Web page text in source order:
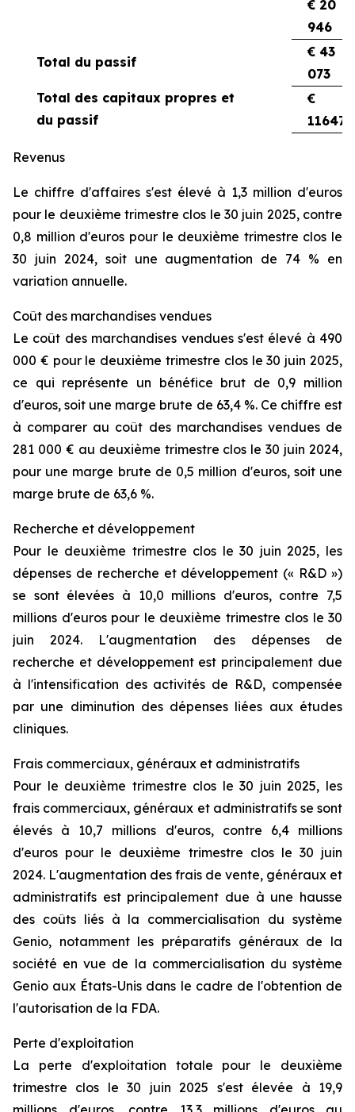
€ 20
946
Total du passif
€ 43
073
Total des capitaux propres et
du passif
€
116470
Revenus
Le chiffre d'affaires s'est élevé à 1,3 million d'euros
pour le deuxième trimestre clos le 30 juin 2025, contre
0,8 million d'euros pour le deuxième trimestre clos le
30 juin 2024, soit une augmentation de 74 % en
variation annuelle.
Coût des marchandises vendues
Le coût des marchandises vendues s'est élevé à 490
000 € pour le deuxième trimestre clos le 30 juin 2025,
ce qui représente un bénéfice brut de 0,9 million
d'euros, soit une marge brute de 63,4 %. Ce chiffre est
à comparer au coût des marchandises vendues de
281 000 € au deuxième trimestre clos le 30 juin 2024,
pour une marge brute de 0,5 million d'euros, soit une
marge brute de 63,6 %.
Recherche et développement
Pour le deuxième trimestre clos le 30 juin 2025, les
dépenses de recherche et développement (« R&D »)
se sont élevées à 10,0 millions d'euros, contre 7,5
millions d'euros pour le deuxième trimestre clos le 30
juin 2024. L'augmentation des dépenses de
recherche et développement est principalement due
à l'intensification des activités de R&D, compensée
par une diminution des dépenses liées aux études
cliniques.
Frais commerciaux, généraux et administratifs
Pour le deuxième trimestre clos le 30 juin 2025, les
frais commerciaux, généraux et administratifs se sont
élevés à 10,7 millions d'euros, contre 6,4 millions
d'euros pour le deuxième trimestre clos le 30 juin
2024. L'augmentation des frais de vente, généraux et
administratifs est principalement due à une hausse
des coûts liés à la commercialisation du système
Genio, notamment les préparatifs généraux de la
société en vue de la commercialisation du système
Genio aux États-Unis dans le cadre de l'obtention de
l'autorisation de la FDA.
Perte d'exploitation
La perte d'exploitation totale pour le deuxième
trimestre clos le 30 juin 2025 s'est élevée à 19,9